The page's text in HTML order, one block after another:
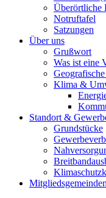
Überörtliche
Notruftafel
Satzungen
Über uns
Grußwort
Was ist eine
Klima &
Standort &
Grundstücke
Mitgliedsgemeinden